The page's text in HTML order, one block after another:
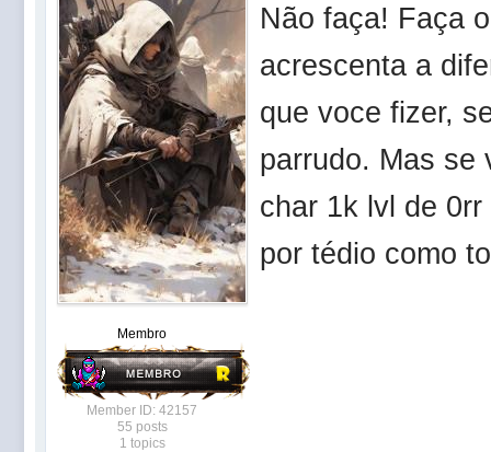
Membro
Member ID: 42157
55 posts
1 topics
Não faça! Faça
acrescenta a
que voce fizer,
parrudo. Mas se
char 1k lvl de
por tédio como